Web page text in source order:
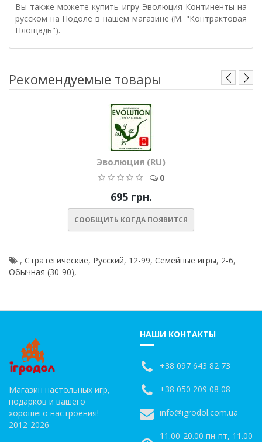
Вы также можете купить игру Эволюция Континенты на
русском на Подоле в нашем магазине (М. "Контрактовая
Площадь").
Рекомендуемые товары
Эволюция (RU)
0
695 грн.
СООБЩИТЬ КОГДА ПОЯВИТСЯ
, Стратегические, Русский, 12-99, Семейные игры, 2-6,
Обычная (30-90),
Магазин настольных игр,
подарков и вашего
хорошего настроения!
2012-2026
НАШИ КОНТАКТЫ
+38 097 643 82 73
+38 050 209 08 08
info@igrodol.com.ua
11.00-20.00 пн-пт, 11.00-